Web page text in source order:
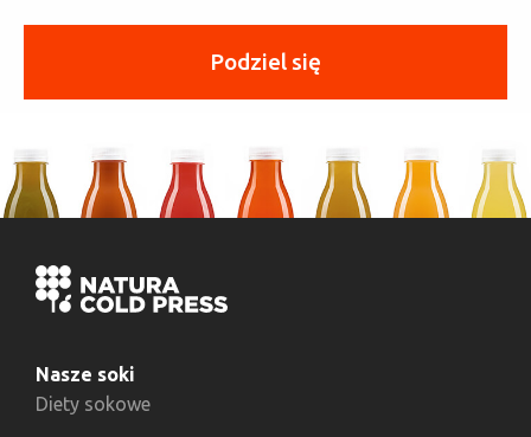
Podziel się
Nasze soki
Diety sokowe